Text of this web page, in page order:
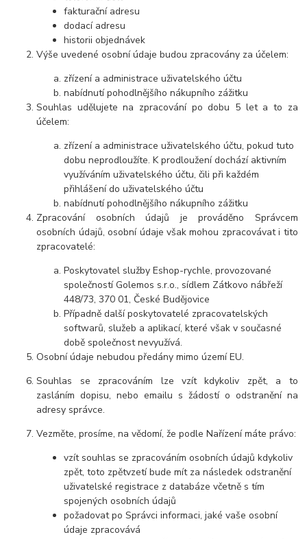
fakturační adresu
dodací adresu
historii objednávek
Výše uvedené osobní údaje budou zpracovány za účelem:
zřízení a administrace uživatelského účtu
nabídnutí pohodlnějšího nákupního zážitku
Souhlas udělujete na zpracování po dobu 5 let a to za
účelem:
zřízení a administrace uživatelského účtu, pokud tuto
dobu neprodloužíte. K prodloužení dochází aktivním
využíváním uživatelského účtu, čili při každém
přihlášení do uživatelského účtu
nabídnutí pohodlnějšího nákupního zážitku
Zpracování osobních údajů je prováděno Správcem
osobních údajů, osobní údaje však mohou zpracovávat i tito
zpracovatelé:
Poskytovatel služby Eshop-rychle, provozované
společností Golemos s.r.o., sídlem Zátkovo nábřeží
448/73, 370 01, České Budějovice
Případně další poskytovatelé zpracovatelských
softwarů, služeb a aplikací, které však v současné
době společnost nevyužívá.
Osobní údaje nebudou předány mimo území EU.
Souhlas se zpracováním lze vzít kdykoliv zpět, a to
zasláním dopisu, nebo emailu s žádostí o odstranění na
adresy správce.
Vezměte, prosíme, na vědomí, že podle Nařízení máte právo:
vzít souhlas se zpracováním osobních údajů kdykoliv
zpět, toto zpětvzetí bude mít za následek odstranění
uživatelské registrace z databáze včetně s tím
spojených osobních údajů
požadovat po Správci informaci, jaké vaše osobní
údaje zpracovává